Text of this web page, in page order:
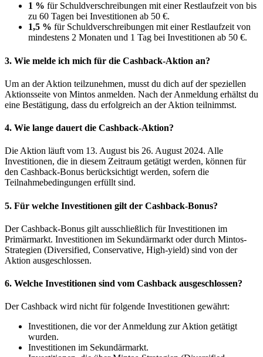
1 % für Schuldverschreibungen mit einer Restlaufzeit von bis
zu 60 Tagen bei Investitionen ab 50 €.
1,5 % für Schuldverschreibungen mit einer Restlaufzeit von
mindestens 2 Monaten und 1 Tag bei Investitionen ab 50 €.
3. Wie melde ich mich für die Cashback-Aktion an?
Um an der Aktion teilzunehmen, musst du dich auf der speziellen
Aktionsseite von Mintos anmelden. Nach der Anmeldung erhältst du
eine Bestätigung, dass du erfolgreich an der Aktion teilnimmst.
4. Wie lange dauert die Cashback-Aktion?
Die Aktion läuft vom 13. August bis 26. August 2024. Alle
Investitionen, die in diesem Zeitraum getätigt werden, können für
den Cashback-Bonus berücksichtigt werden, sofern die
Teilnahmebedingungen erfüllt sind.
5. Für welche Investitionen gilt der Cashback-Bonus?
Der Cashback-Bonus gilt ausschließlich für Investitionen im
Primärmarkt. Investitionen im Sekundärmarkt oder durch Mintos-
Strategien (Diversified, Conservative, High-yield) sind von der
Aktion ausgeschlossen.
6. Welche Investitionen sind vom Cashback ausgeschlossen?
Der Cashback wird nicht für folgende Investitionen gewährt:
Investitionen, die vor der Anmeldung zur Aktion getätigt
wurden.
Investitionen im Sekundärmarkt.